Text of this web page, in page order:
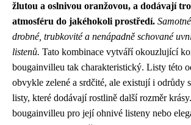
žlutou a oslnivou oranžovou, a dodávají
atmosféru do jakéhokoli prostředí.
drobné, trubkovité a nenápadně schované
listenů. Tato kombinace vytváří okouzlující
bougainvilleu tak charakteristický. Listy této
obvykle zelené a srdčité, ale existují i ​​odrůdy
listy, které dodávají rostlině další rozměr
bougainvilleu pro její ohnivé listeny nebo